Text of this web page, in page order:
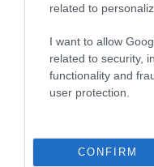
related to
I want to allow
related to security,
functionality and
user protection.
CONFIRM
06.08.2026 | 14:02
«Επιχείρηση
Αθήνα:
αντικείμενα από